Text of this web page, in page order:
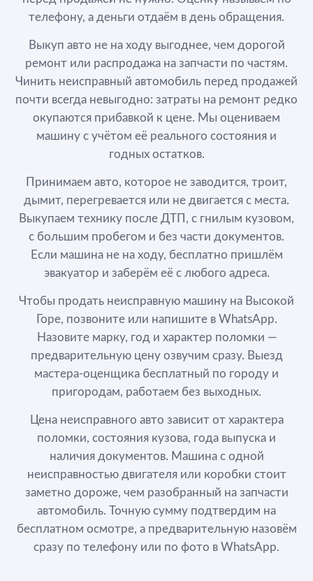
телефону, а деньги отдаём в день обращения.
Выкуп авто не на ходу выгоднее, чем дорогой
ремонт или распродажа на запчасти по частям.
Чинить неисправный автомобиль перед продажей
почти всегда невыгодно: затраты на ремонт редко
окупаются прибавкой к цене. Мы оцениваем
машину с учётом её реального состояния и
годных остатков.
Принимаем авто, которое не заводится, троит,
дымит, перегревается или не двигается с места.
Выкупаем технику после ДТП, с гнилым кузовом,
с большим пробегом и без части документов.
Если машина не на ходу, бесплатно пришлём
эвакуатор и заберём её с любого адреса.
Чтобы продать неисправную машину на Высокой
Горе, позвоните или напишите в WhatsApp.
Назовите марку, год и характер поломки —
предварительную цену озвучим сразу. Выезд
мастера-оценщика бесплатный по городу и
пригородам, работаем без выходных.
Цена неисправного авто зависит от характера
поломки, состояния кузова, года выпуска и
наличия документов. Машина с одной
неисправностью двигателя или коробки стоит
заметно дороже, чем разобранный на запчасти
автомобиль. Точную сумму подтвердим на
бесплатном осмотре, а предварительную назовём
сразу по телефону или по фото в WhatsApp.